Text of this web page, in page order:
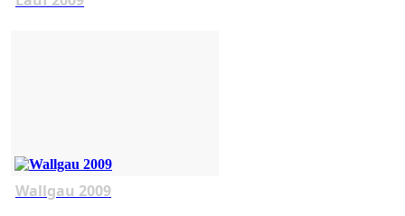
Wallgau 2009